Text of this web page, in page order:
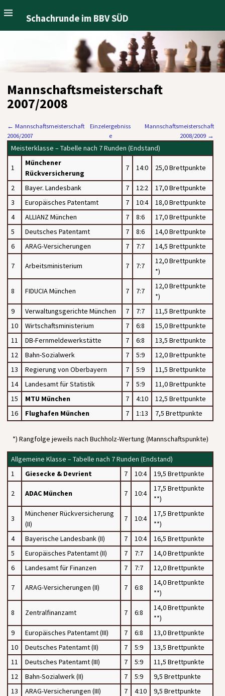
Schachrunde im BBV SÜD
Mannschaftsmeisterschaft
2007/2008
← Mannschaftsmeisterschaft
2006/2007
Mannschaftsmeisterschaft
2008/2009 →
Einzelergebniss
e
Meisterklasse – Tabelle nach 7 Runden (Endstand)
1
Münchener
Rückversicherung
7 14:0 25,0 Brettpunkte
2 Bayer. Landesbank 7 12:2
17,0 Brettpunkte
3
Europäisches Patentamt 7 10:4
18,0 Brettpunkte
4
ALLIANZ München 7 8:6
17,0 Brettpunkte
5
Deutsches Patentamt 7 8:6
14,0 Brettpunkte
6
ARAG-Versicherungen 7 7:7 14,5 Brettpunkte
7 Arbeitsministerium 7 7:7
12,0 Brettpunkte
*)
8 FIDUCIA München 7 7:7
12,0 Brettpunkte
*)
9
Verwaltungsgerichte München 7 7:7
11,5 Brettpunkte
10
Wirtschaftsministerium 7 6:8
15,0 Brettpunkte
11
DB-Fernmeldewerkstätte 7 6:8
13,5 Brettpunkte
12
Bahn-Sozialwerk 7 5:9
12,0 Brettpunkte
13
Regierung von Oberbayern 7 5:9
11,5 Brettpunkte
14
Landesamt für Statistik 7 5:9
11,0 Brettpunkte
15
MTU München 7 4:10
12,5 Brettpunkte
16
Flughafen München 7 1:13 7,5 Brettpunkte
*) Rangfolge jeweils nach Buchholz-Wertung (Mannschaftspunkte)
Allgemeine Klasse – Tabelle nach 7 Runden (Endstand)
1
Giesecke & Devrient 7 10:4 19,5 Brettpunkte
2 ADAC München 7 10:4
17,5 Brettpunkte
**)
3
Münchener Rückversicherung
(II)
7 10:4
17,5 Brettpunkte
**)
4
Bayerische Landesbank (II) 7 10:4
16,5 Brettpunkte
5
Europäisches Patentamt (II) 7 7:7
14,0 Brettpunkte
6
Landesamt für Finanzen 7 7:7 12,0 Brettpunkte
7 ARAG-Versicherungen (II) 7 6:8
14,0 Brettpunkte
**)
8 Zentralfinanzamt 7 6:8
14,0 Brettpunkte
**)
9
Europäisches Patentamt (III) 7 6:8
13,0 Brettpunkte
10
Deutsches Patentamt (II) 7 5:9
13,5 Brettpunkte
11
Deutsches Patentamt (III) 7 5:9
11,5 Brettpunkte
12
Bahn-Sozialwerk (II) 7 5:9
9,5 Brettpunkte
13
ARAG-Versicherungen (III) 7 4:10 9,5 Brettpunkte